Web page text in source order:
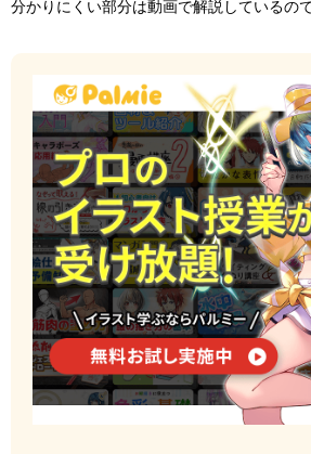
分かりにくい部分は動画で解説しているの